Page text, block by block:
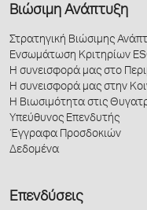
Βιώσιμη Ανάπτυξη
Στρατηγική Βιώσιμης
Ενσωμάτωση Κριτηρίων
Η συνεισφορά μας στο
Η συνεισφορά μας στην
Η Βιωσιμότητα στις
Υπεύθυνος Επενδυτής
Έγγραφα Προσδοκιών
Δεδομένα
Επενδύσεις